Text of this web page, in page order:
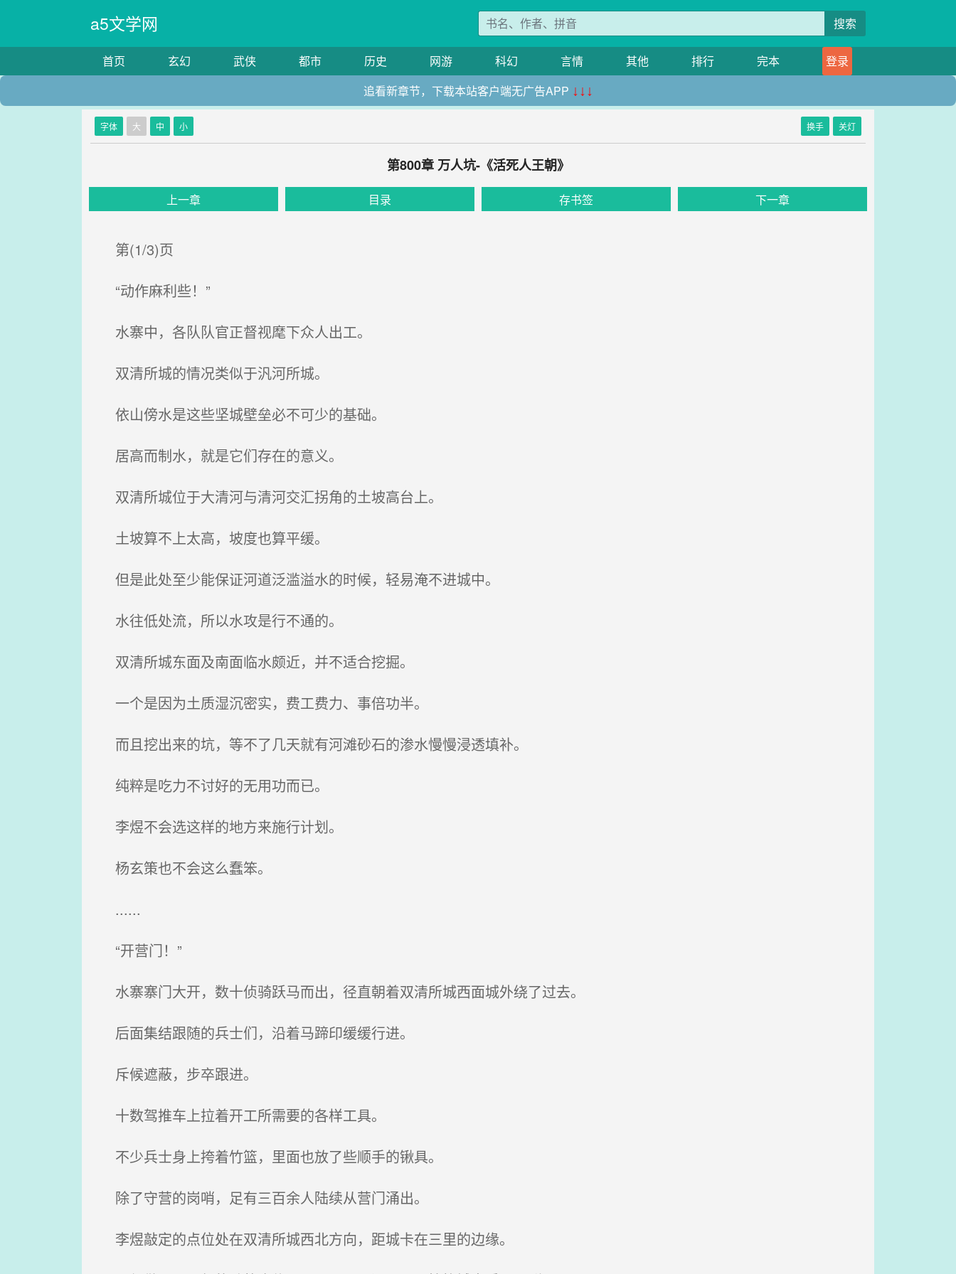
a5文学网 搜索
首页 玄幻 武侠 都市 历史 网游 科幻 言情 其他 排行 完本
登录
追看新章节，下载本站客户端无广告APP ↓↓↓
字体 大 中 小 换手 关灯
第800章 万人坑-《活死人王朝》
上一章 目录 存书签 下一章
第(1/3)页
“动作麻利些！”
水寨中，各队队官正督视麾下众人出工。
双清所城的情况类似于汎河所城。
依山傍水是这些坚城壁垒必不可少的基础。
居高而制水，就是它们存在的意义。
双清所城位于大清河与清河交汇拐角的土坡高台上。
土坡算不上太高，坡度也算平缓。
但是此处至少能保证河道泛滥溢水的时候，轻易淹不进城中。
水往低处流，所以水攻是行不通的。
双清所城东面及南面临水颇近，并不适合挖掘。
一个是因为土质湿沉密实，费工费力、事倍功半。
而且挖出来的坑，等不了几天就有河滩砂石的渗水慢慢浸透填补。
纯粹是吃力不讨好的无用功而已。
李煜不会选这样的地方来施行计划。
杨玄策也不会这么蠢笨。
......
“开营门！”
水寨寨门大开，数十侦骑跃马而出，径直朝着双清所城西面城外绕了过去。
后面集结跟随的兵士们，沿着马蹄印缓缓行进。
斥候遮蔽，步卒跟进。
十数驾推车上拉着开工所需要的各样工具。
不少兵士身上挎着竹篮，里面也放了些顺手的锹具。
除了守营的岗哨，足有三百余人陆续从营门涌出。
李煜敲定的点位处在双清所城西北方向，距城卡在三里的边缘。